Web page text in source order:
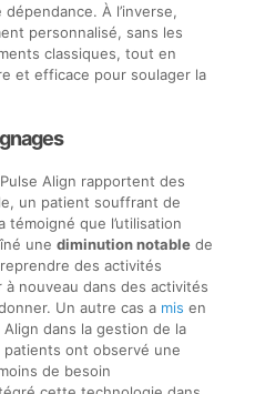
À l’inverse,
personnalisé, sans les
classiques, tout en
et efficace pour soulager la
Align rapportent des
un patient souffrant de
que l’utilisation
une diminution notablede
des activités
à nouveau dans des activités
Un autre cas a mis en
dans la gestion de la
ont observé une
de besoin